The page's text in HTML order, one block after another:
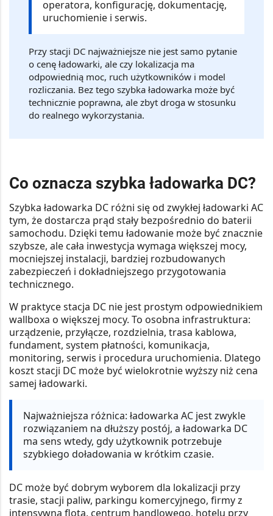
operatora, konfigurację, dokumentację,
uruchomienie i serwis.
Przy stacji DC najważniejsze nie jest samo pytanie
o cenę ładowarki, ale czy lokalizacja ma
odpowiednią moc, ruch użytkowników i model
rozliczania. Bez tego szybka ładowarka może być
technicznie poprawna, ale zbyt droga w stosunku
do realnego wykorzystania.
Co oznacza szybka ładowarka DC?
Szybka ładowarka DC różni się od zwykłej ładowarki AC
tym, że dostarcza prąd stały bezpośrednio do baterii
samochodu. Dzięki temu ładowanie może być znacznie
szybsze, ale cała inwestycja wymaga większej mocy,
mocniejszej instalacji, bardziej rozbudowanych
zabezpieczeń i dokładniejszego przygotowania
technicznego.
W praktyce stacja DC nie jest prostym odpowiednikiem
wallboxa o większej mocy. To osobna infrastruktura:
urządzenie, przyłącze, rozdzielnia, trasa kablowa,
fundament, system płatności, komunikacja,
monitoring, serwis i procedura uruchomienia. Dlatego
koszt stacji DC może być wielokrotnie wyższy niż cena
samej ładowarki.
Najważniejsza różnica: ładowarka AC jest zwykle
rozwiązaniem na dłuższy postój, a ładowarka DC
ma sens wtedy, gdy użytkownik potrzebuje
szybkiego doładowania w krótkim czasie.
DC może być dobrym wyborem dla lokalizacji przy
trasie, stacji paliw, parkingu komercyjnego, firmy z
intensywną flotą, centrum handlowego, hotelu przy